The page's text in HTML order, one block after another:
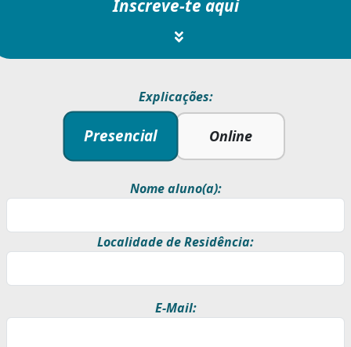
Inscreve-te aqui
Explicações:
Presencial Online
Nome aluno(a):
Localidade de Residência:
E-Mail: